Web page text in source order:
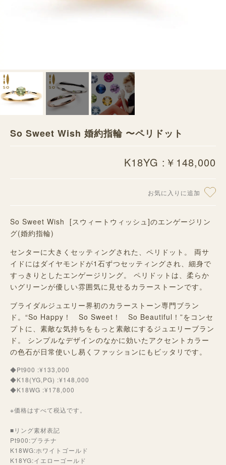
So Sweet Wish 婚約指輪 〜ペリドット
K18YG :￥148,000
お気に入りに追加
So Sweet Wish [スウィートウィッシュ]のエンゲージリン
グ(婚約指輪)
センターに大きくセッティングされた、ペリドット。 両サ
イドにはダイヤモンドが1石ずつセッティングされ、細身で
すっきりとしたエンゲージリング。 ペリドットは、柔らか
いグリーンが優しい雰囲気に見せるカラーストーンです。
ブライダルジュエリー界初のカラーストーン専門ブラン
ド。“So Happy！ So Sweet！ So Beautiful！”をコンセ
プトに、素敵な気持ちをもっと素敵にするジュエリーブラン
ド。 シンプルなデザインのなかに効いたアクセントカラー
の色石が日常使いし易くファッションにもビッタリです。
◆Pt900 :¥133,000
◆K18(YG,PG) :¥148,000
◆K18WG :¥178,000
※価格はすべて税込です。
■リング素材表記
Pt900:プラチナ
K18WG:ホワイトゴールド
K18YG:イエローゴールド